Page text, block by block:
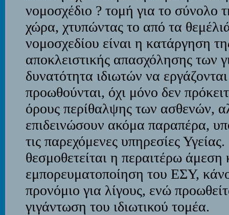
νομοσχέδιο ? τομή για το σύνολο
χώρα, χτυπώντας το από τα
νομοσχεδίου είναι η κατάργηση
αποκλειστικής απασχόλησης των
δυνατότητα ιδιωτών να
προωθούνται, όχι μόνο δεν
όρους περίθαλψης των ασθενών,
επιδεινώσουν ακόμα παραπέρα,
τις παρεχόμενες υπηρεσίες
θεσμοθετείται η περαιτέρω άμεση
εμπορευματοποίηση του ΕΣΥ,
προνόμιο για λίγους, ενώ
γιγάντωση του ιδιωτικού τομέα.